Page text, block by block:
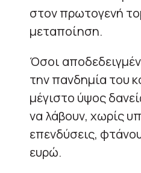
στον πρωτογενή
μεταποίηση.
Όσοι
την πανδημία του
μέγιστο ύψος
να λάβουν, χωρίς
επενδύσεις,
ευρώ.